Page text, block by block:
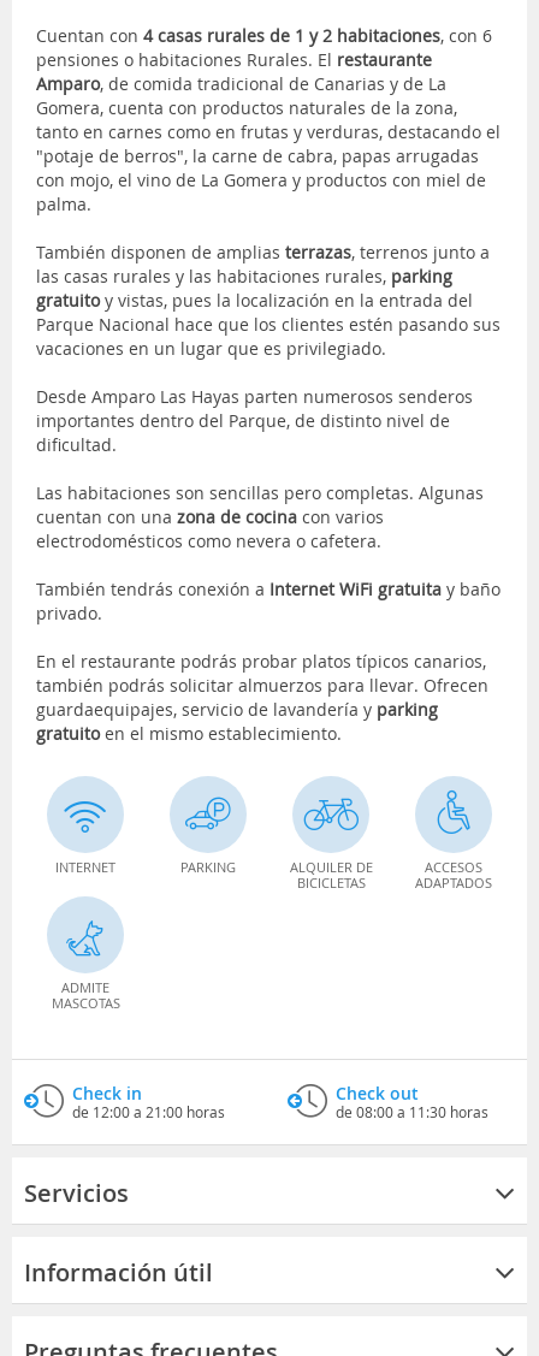
Cuentan con 4 casas rurales de 1 y 2 habitaciones, con 6
pensiones o habitaciones Rurales. El restaurante
Amparo, de comida tradicional de Canarias y de La
Gomera, cuenta con productos naturales de la zona,
tanto en carnes como en frutas y verduras, destacando el
"potaje de berros", la carne de cabra, papas arrugadas
con mojo, el vino de La Gomera y productos con miel de
palma.
También disponen de amplias terrazas, terrenos junto a
las casas rurales y las habitaciones rurales, parking
gratuitoy vistas, pues la localización en la entrada del
Parque Nacional hace que los clientes estén pasando sus
vacaciones en un lugar que es privilegiado.
Desde Amparo Las Hayas parten numerosos senderos
importantes dentro del Parque, de distinto nivel de
dificultad.
Las habitaciones son sencillas pero completas. Algunas
cuentan con una zona de cocina con varios
electrodomésticos como nevera o cafetera.
También tendrás conexión a Internet WiFi gratuita y baño
privado.
En el restaurante podrás probar platos típicos canarios,
también podrás solicitar almuerzos para llevar. Ofrecen
guardaequipajes, servicio de lavandería y parking
gratuitoen el mismo establecimiento.
INTERNET PARKING
ALQUILER DE
BICICLETAS
ACCESOS
ADAPTADOS
ADMITE
MASCOTAS
Check in
de 12:00 a 21:00 horas
Check out
de 08:00 a 11:30 horas
Servicios
Información útil